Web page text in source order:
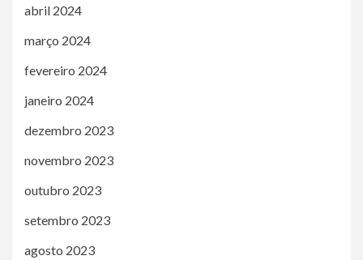
abril 2024
março 2024
fevereiro 2024
janeiro 2024
dezembro 2023
novembro 2023
outubro 2023
setembro 2023
agosto 2023